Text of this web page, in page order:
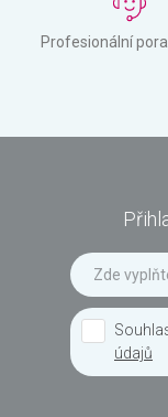
Profesionální
údajů